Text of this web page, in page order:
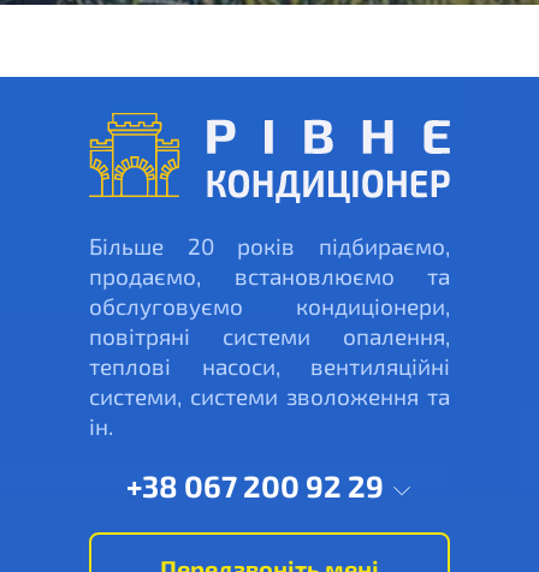
Більше 20 років підбираємо,
продаємо, встановлюємо та
обслуговуємо кондиціонери,
повітряні системи опалення,
теплові насоси, вентиляційні
системи, системи зволоження та
ін.
+38 067 200 92 29